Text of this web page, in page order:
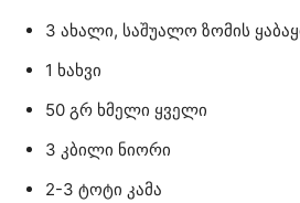
3 ახალი, საშუალო ზომის
1 ხახვი
50 გრ ხმელი ყველი
3 კბილი ნიორი
2-3 ტოტი კამა